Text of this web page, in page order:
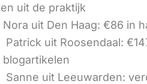
uit de praktijk
Nora uit Den Haag: €86 in
Patrick uit Roosendaal:
blogartikelen
Sanne uit Leeuwarden: